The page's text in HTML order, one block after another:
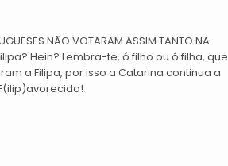
NÃO VOTARAM ASSIM TANTO NA
Hein? Lembra-te, ó filho ou ó filha, que
a Filipa, por isso a Catarina continua a